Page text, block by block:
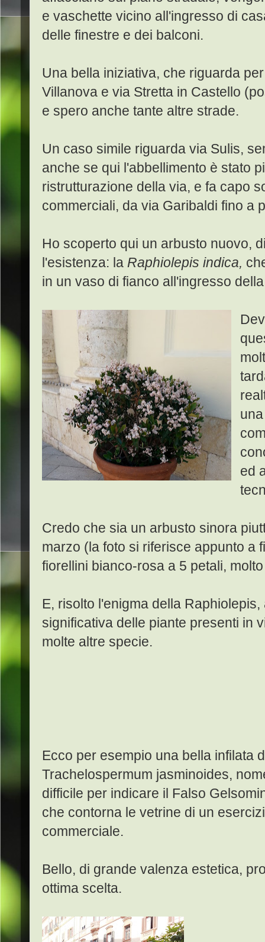
e vaschette vicino all'ingresso di
delle finestre e dei balconi.
Una bella iniziativa, che riguarda
Villanova e via Stretta in Castello
e spero anche tante altre strade.
Un caso simile riguarda via Sulis,
anche se qui l'abbellimento è stato
ristrutturazione della via, e fa capo
commerciali, da via Garibaldi fino a
Ho scoperto qui un arbusto nuovo,
l'esistenza: la Raphiolepis indica,
in un vaso di fianco all'ingresso
ed
Credo che sia un arbusto sinora
marzo (la foto si riferisce appunto a
fiorellini bianco-rosa a 5 petali,
E, risolto l'enigma della
significativa delle piante presenti in
molte altre specie.
Ecco per esempio una bella infilata
Trachelospermum jasminoides,
difficile per indicare il Falso
che contorna le vetrine di un
commerciale.
Bello, di grande valenza estetica,
ottima scelta.